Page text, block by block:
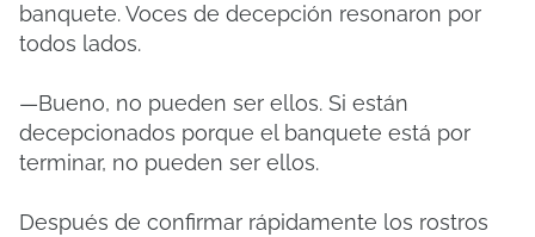
banquete. Voces de decepción resonaron por
todos lados.
—Bueno, no pueden ser ellos. Si están
decepcionados porque el banquete está por
terminar, no pueden ser ellos.
Después de confirmar rápidamente los rostros